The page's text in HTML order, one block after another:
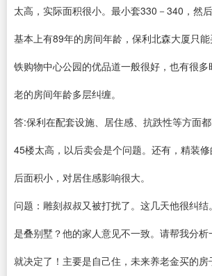
太高，实际面积很小。最小套330－340，然
基本上有89年的房间年龄，保利北森大厦只
铁购物中心公园的优品道一般很好，也有很
老的房间年龄多层纠缠。
答:保利在配套设施、居住感、抗跌性等方面
45楼太高，以后卖会是个问题。还有，精装
后面积小，对居住感影响很大。
问题：雕刻叔叔又被打扰了。这几天他很纠
是叠别墅？他的家人意见不一致。请帮我分
就决定了！主要是自己住，未来养老金买的